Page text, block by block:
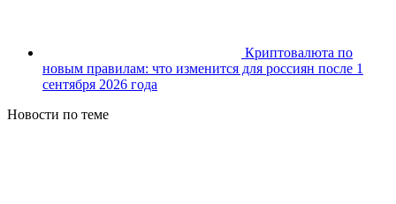
Криптовалюта по
новым правилам: что изменится для россиян после 1
сентября 2026 года
Новости по теме